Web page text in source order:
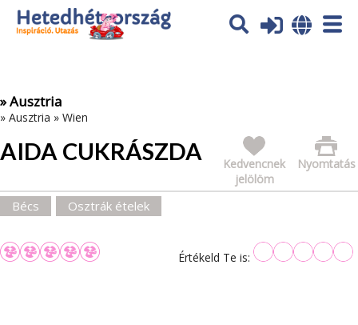
Az oldal sütiket (cookies) használ. További tájékoztatás itt:
Adatvédelmi tájékoztató
» Ausztria
» Ausztria » Wien
AIDA CUKRÁSZDA Nyomtatás
Kedvencnek
jelölöm
Bécs Osztrák ételek
Értékeld Te is: